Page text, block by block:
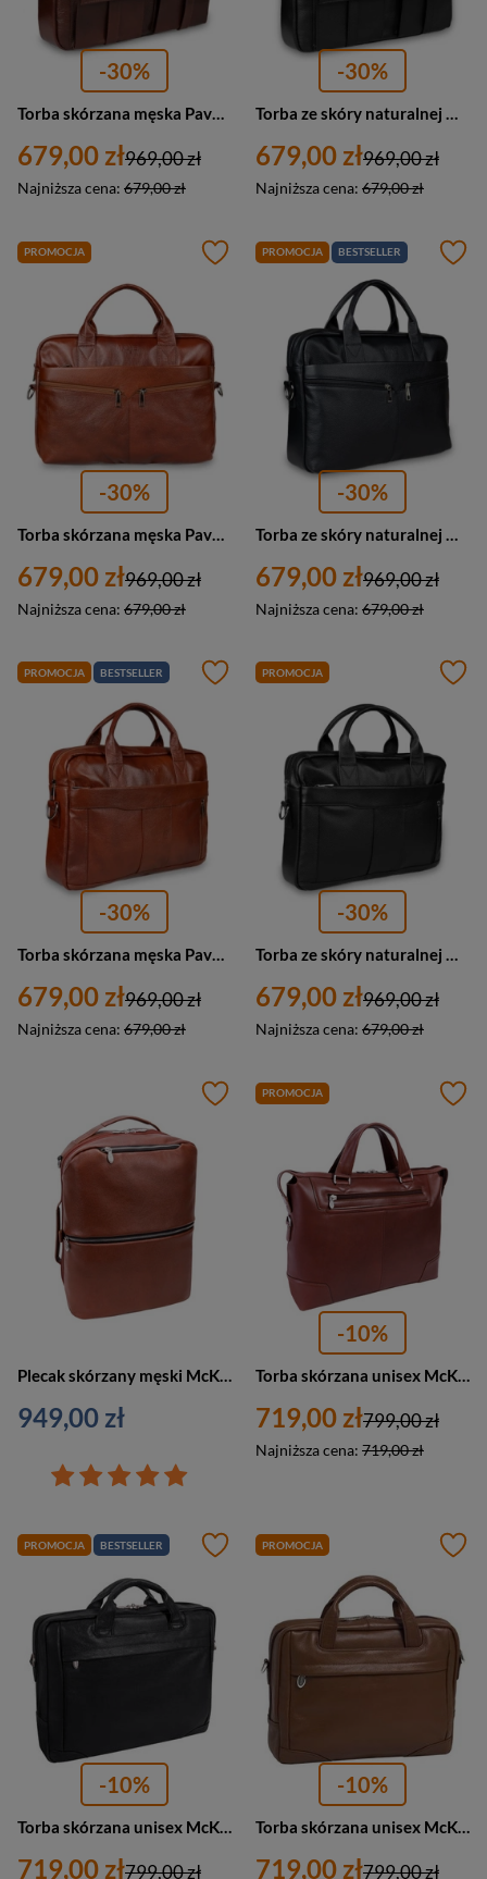
-30%
Torba skórzana męska Pavone Nero Rimini 2386 na ramię laptopa A4 czekoladowa
679,00 zł
Najniższa cena: 679,00 zł
969,00 zł
-30%
Torba ze skóry naturalnej męska Pavone Nero Rimini 2409 na laptopa A4 czarna
679,00 zł
Najniższa cena: 679,00 zł
969,00 zł
PROMOCJA
-30%
679,00 zł
Najniższa cena: 679,00 zł
969,00 zł
PROMOCJA BESTSELLER
-30%
679,00 zł
Najniższa cena: 679,00 zł
969,00 zł
PROMOCJA BESTSELLER
-30%
Torba skórzana męska Pavone Nero Parma 2454 na laptopa ramię A4 brązowa
679,00 zł
Najniższa cena: 679,00 zł
969,00 zł
PROMOCJA
-30%
Torba ze skóry naturalnej męska Pavone Nero Parma 2461 na laptopa A4 czarna
679,00 zł
Najniższa cena: 679,00 zł
969,00 zł
949,00 zł
PROMOCJA
-10%
719,00 zł
Najniższa cena: 719,00 zł
799,00 zł
PROMOCJA BESTSELLER
-10%
Torba skórzana unisex McKlein Montclare aktówka na laptopa 13 mała czarna
719,00 zł799,00 zł
PROMOCJA
-10%
Torba skórzana unisex McKlein Montclare aktówka na laptopa 13 mała brązowa
719,00 zł799,00 zł